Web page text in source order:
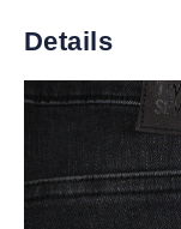
Details